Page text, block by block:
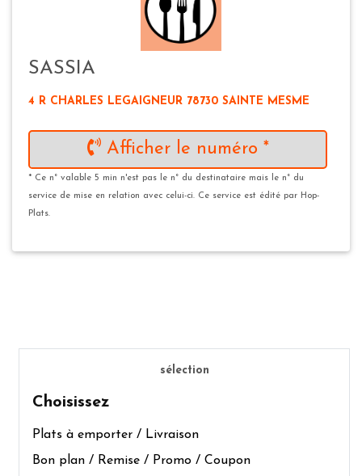
SASSIA
4 R CHARLES LEGAIGNEUR 78730 SAINTE MESME
Afficher le numéro *
* Ce n° valable 5 min n'est pas le n° du destinataire mais le n° du
service de mise en relation avec celui-ci. Ce service est édité par Hop-
Plats.
sélection
Choisissez
Plats à emporter / Livraison
Bon plan / Remise / Promo / Coupon